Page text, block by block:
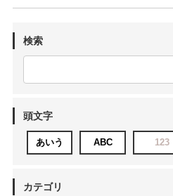
検索
頭文字
あいう ABC 123
カテゴリ